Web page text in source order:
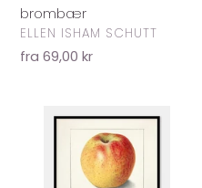
brombær
FORHANDLER
ELLEN ISHAM SCHUTT
Normalpris
fra 69,00 kr
æbler